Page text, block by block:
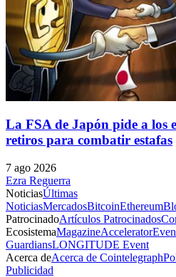
La FSA de Japón pide a los
retiros para combatir estafas
7 ago 2026
Ezra Reguerra
NoticiasÚltimas
NoticiasMercadosBitcoinEthereum
PatrocinadoArtículos Patrocinados
EcosistemaMagazineAccelerator
GuardiansLONGITUDE Event
Acerca deAcerca de Cointelegraph
Publicidad